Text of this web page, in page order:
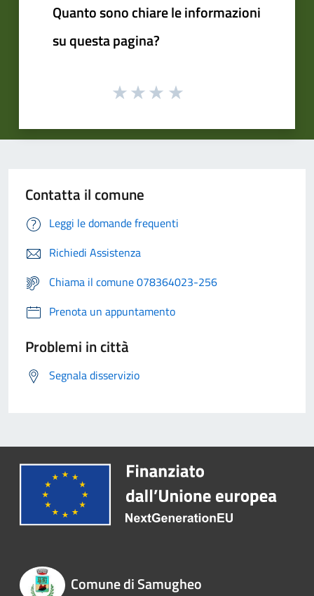
Quanto sono chiare le informazioni
su questa pagina?
Contatta il comune
Leggi le domande frequenti
Richiedi Assistenza
Chiama il comune 078364023-256
Prenota un appuntamento
Problemi in città
Segnala disservizio
Comune di Samugheo